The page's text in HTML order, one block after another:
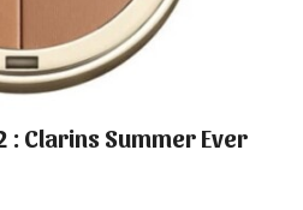
Clarins Summer Ever